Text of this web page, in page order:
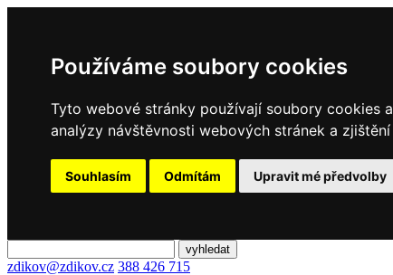
Používáme soubory cookies
Tyto webové stránky používají soubory cookies
analýzy návštěvnosti webových stránek a
Souhlasím Odmítám Upravit mé předvolby
zdikov@zdikov.cz 388 426 715